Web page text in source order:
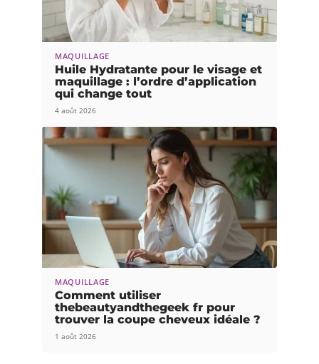
MAQUILLAGE
Huile Hydratante pour le visage et
maquillage : l’ordre d’application
qui change tout
4 août 2026
MAQUILLAGE
Comment utiliser
thebeautyandthegeek fr pour
trouver la coupe cheveux idéale ?
1 août 2026